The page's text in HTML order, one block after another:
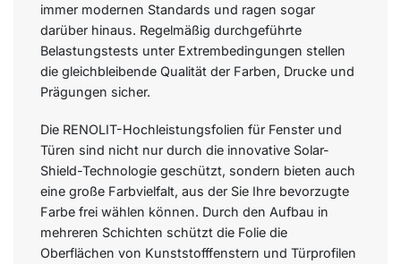
immer modernen Standards und ragen sogar
darüber hinaus. Regelmäßig durchgeführte
Belastungstests unter Extrembedingungen stellen
die gleichbleibende Qualität der Farben, Drucke und
Prägungen sicher.
Die RENOLIT-Hochleistungsfolien für Fenster und
Türen sind nicht nur durch die innovative Solar-
Shield-Technologie geschützt, sondern bieten auch
eine große Farbvielfalt, aus der Sie Ihre bevorzugte
Farbe frei wählen können. Durch den Aufbau in
mehreren Schichten schützt die Folie die
Oberflächen von Kunststofffenstern und Türprofilen